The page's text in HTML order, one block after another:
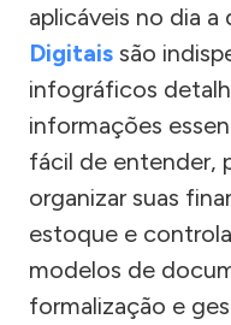
aplicáveis no dia a
Digitais são
infográficos
informações
fácil de entender,
organizar suas
estoque e
modelos de
formalização e